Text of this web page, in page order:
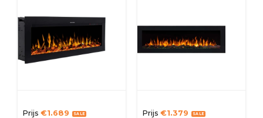
Prijs €1.689 Prijs €1.379